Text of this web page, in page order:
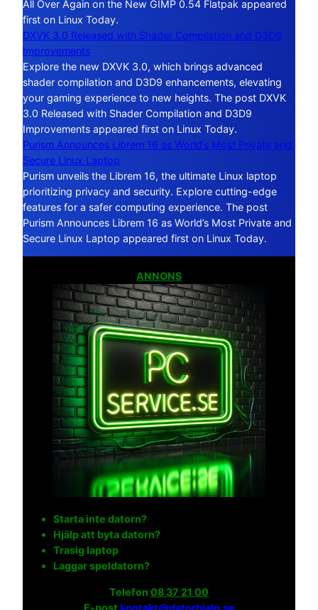
All Over Again on the New GIMP 0.54 Flatpak appeared
first on Linux Today.
DXVK 3.0 Released with Shader Compilation and D3D9
Improvements
Explore the new DXVK 3.0, which brings advanced
shader compilation and D3D9 enhancements, elevating
your gaming experience to new heights. The post DXVK
3.0 Released with Shader Compilation and D3D9
Improvements appeared first on Linux Today.
Purism Announces Librem 16 as World’s Most Private and
Secure Linux Laptop
Purism unveils the Librem 16, the ultimate Linux laptop
prioritizing privacy and security. Explore cutting-edge
features for a safer computing experience. The post
Purism Announces Librem 16 as World’s Most Private and
Secure Linux Laptop appeared first on Linux Today.
ANNONS
Starta inte datorn?
Hjälp att byta datorn?
Trasig laptop
Laggar speldatorn?
Telefon 08 37 21 00
E-post kontakt@datorhjalp.se